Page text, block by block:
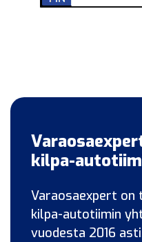
kilpa-
Varaosaexpert on
kilpa-autotiimin
vuodesta 2016